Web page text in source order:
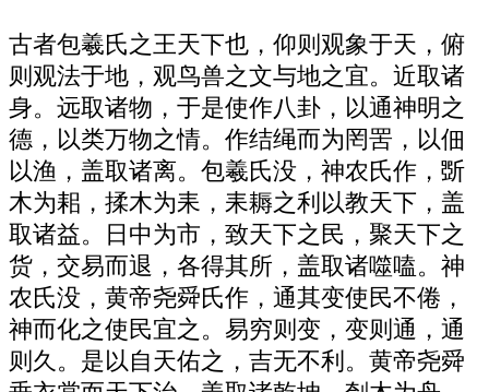
古者包羲氏之王天下也，仰则观象于天，俯
则观法于地，观鸟兽之文与地之宜。近取诸
身。远取诸物，于是使作八卦，以通神明之
德，以类万物之情。作结绳而为罔罟，以佃
以渔，盖取诸离。包羲氏没，神农氏作，斲
木为耜，揉木为耒，耒耨之利以教天下，盖
取诸益。日中为市，致天下之民，聚天下之
货，交易而退，各得其所，盖取诸噬嗑。神
农氏没，黄帝尧舜氏作，通其变使民不倦，
神而化之使民宜之。易穷则变，变则通，通
则久。是以自天佑之，吉无不利。黄帝尧舜